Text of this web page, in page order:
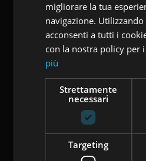
migliorare la tua
navigazione.
acconsenti a tutti i
con la nostra policy per
più
Strettamente
necessari
Targeting